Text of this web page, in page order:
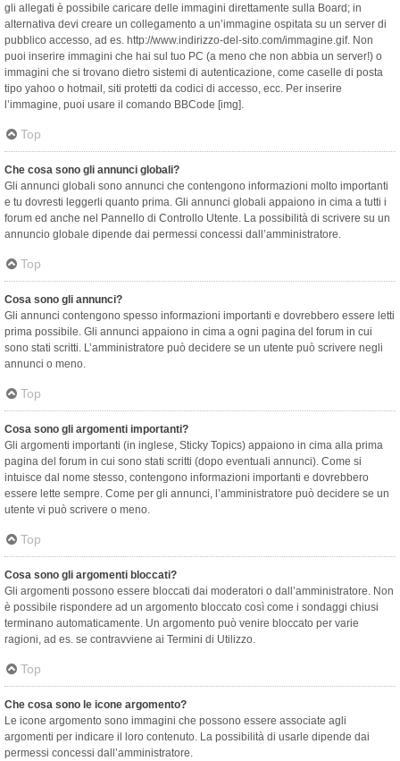
gli allegati è possibile caricare delle immagini direttamente sulla Board; in
alternativa devi creare un collegamento a un’immagine ospitata su un server di
pubblico accesso, ad es. http://www.indirizzo-del-sito.com/immagine.gif. Non
puoi inserire immagini che hai sul tuo PC (a meno che non abbia un server!) o
immagini che si trovano dietro sistemi di autenticazione, come caselle di posta
tipo yahoo o hotmail, siti protetti da codici di accesso, ecc. Per inserire
l’immagine, puoi usare il comando BBCode [img].
Top
Che cosa sono gli annunci globali?
Gli annunci globali sono annunci che contengono informazioni molto importanti
e tu dovresti leggerli quanto prima. Gli annunci globali appaiono in cima a tutti i
forum ed anche nel Pannello di Controllo Utente. La possibilità di scrivere su un
annuncio globale dipende dai permessi concessi dall’amministratore.
Top
Cosa sono gli annunci?
Gli annunci contengono spesso informazioni importanti e dovrebbero essere letti
prima possibile. Gli annunci appaiono in cima a ogni pagina del forum in cui
sono stati scritti. L’amministratore può decidere se un utente può scrivere negli
annunci o meno.
Top
Cosa sono gli argomenti importanti?
Gli argomenti importanti (in inglese, Sticky Topics) appaiono in cima alla prima
pagina del forum in cui sono stati scritti (dopo eventuali annunci). Come si
intuisce dal nome stesso, contengono informazioni importanti e dovrebbero
essere lette sempre. Come per gli annunci, l’amministratore può decidere se un
utente vi può scrivere o meno.
Top
Cosa sono gli argomenti bloccati?
Gli argomenti possono essere bloccati dai moderatori o dall’amministratore. Non
è possibile rispondere ad un argomento bloccato così come i sondaggi chiusi
terminano automaticamente. Un argomento può venire bloccato per varie
ragioni, ad es. se contravviene ai Termini di Utilizzo.
Top
Che cosa sono le icone argomento?
Le icone argomento sono immagini che possono essere associate agli
argomenti per indicare il loro contenuto. La possibilità di usarle dipende dai
permessi concessi dall’amministratore.